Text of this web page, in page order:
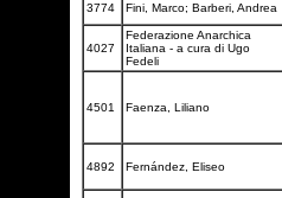
3774 Fini, Marco; Barberi, Andrea
4027
Federazione Anarchica
Italiana - a cura di Ugo
Fedeli
4501 Faenza, Liliano
4892 Fernández, Eliseo